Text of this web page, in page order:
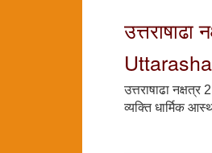
उत्तराषाढा
व्यक्ति धार्मिक